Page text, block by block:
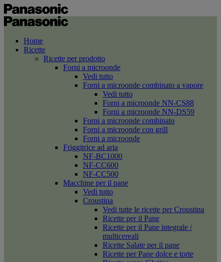
Home
Ricette
Ricette per prodotto
Forni a microonde
Vedi tutto
Forni a microonde combinato a vapore
Vedi tutto
Forni a microonde NN-CS88
Forni a microonde NN-DS59
Forni a microonde combinato
Forni a microonde con grill
Forni a microonde
Friggitrice ad aria
NF-BC1000
NF-CC600
NF-CC500
Macchine per il pane
Vedi tutto
Croustina
Vedi tutte le ricette per Croustina
Ricette per il Pane
Ricette per il Pane integrale /
multicereali
Ricette Salate per il pane
Ricette per Pane dolce e torte